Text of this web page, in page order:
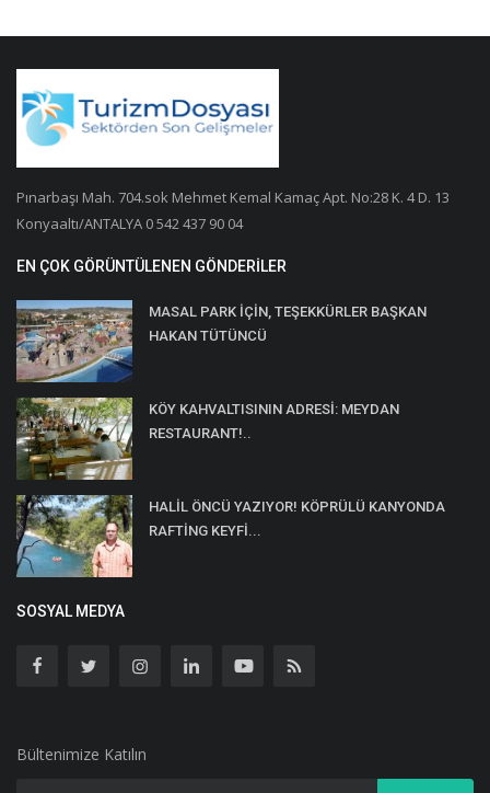
Pınarbaşı Mah. 704.sok Mehmet Kemal Kamaç Apt. No:28 K. 4 D. 13
Konyaaltı/ANTALYA 0 542 437 90 04
EN ÇOK GÖRÜNTÜLENEN GÖNDERILER
MASAL PARK İÇİN, TEŞEKKÜRLER BAŞKAN
HAKAN TÜTÜNCÜ
KÖY KAHVALTISININ ADRESİ: MEYDAN
RESTAURANT!..
HALİL ÖNCÜ YAZIYOR! KÖPRÜLÜ KANYONDA
RAFTİNG KEYFİ...
SOSYAL MEDYA
Bültenimize Katılın